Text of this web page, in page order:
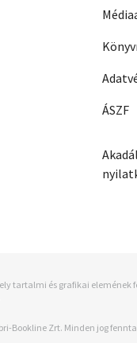
ÁSZF
tartalmi és grafikai elemének
Bookline Zrt. Minden jog